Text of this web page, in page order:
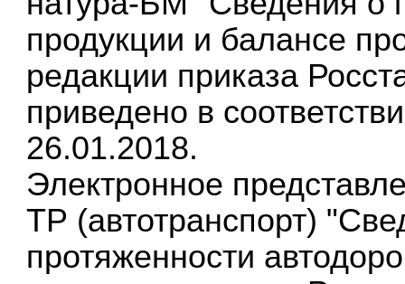
продукции и балансе
редакции приказа
приведено в
26.01.2018.
Электронное
ТР (автотранспорт)
протяженности